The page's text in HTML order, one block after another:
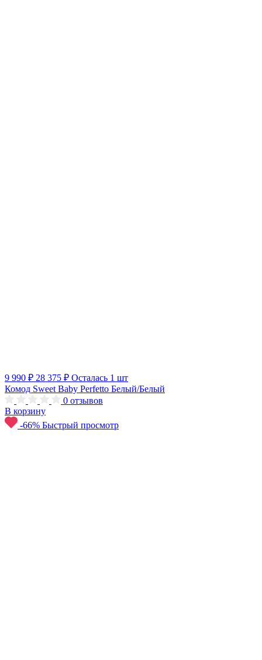
9 990 ₽ 28 375 ₽ Осталась 1 шт
Комод Sweet Baby Perfetto Белый/Белый
0 отзывов
В корзину
-66% Быстрый просмотр